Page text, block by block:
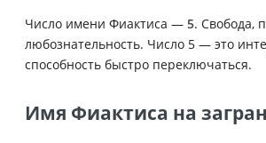
Число имени Фиактиса — 5. Свобода,
любознательность. Число 5 — это
способность быстро переключаться.
Имя Фиактиса на